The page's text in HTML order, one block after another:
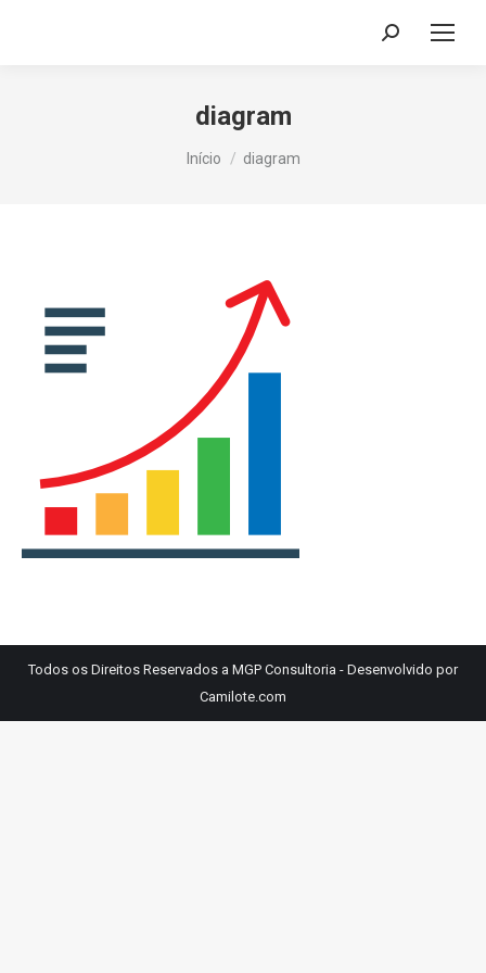
Search:
diagram
Você está aqui:
Início diagram
Todos os Direitos Reservados a MGP Consultoria - Desenvolvido por
Camilote.com